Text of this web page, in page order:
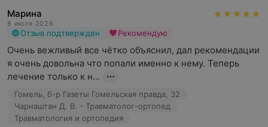
Марина
8 июля 2026
Отзыв подтвержден Рекомендую
Очень вежливый все чётко объяснил, дал рекомендации
я очень довольна что попали именно к нему. Теперь
лечение только к н...
Гомель, б-р Газеты Гомельская правда, 32
Чарнаштан Д. В. - Травматолог-ортопед
Травматология и ортопедия